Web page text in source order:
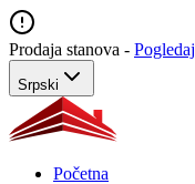
Prodaja stanova - Pogledaj
Srpski
Početna